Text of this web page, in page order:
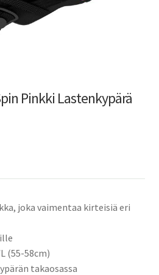
Pinkki Lastenkypärä
joka vaimentaa kirteisiä eri
(55-58cm)
takaosassa